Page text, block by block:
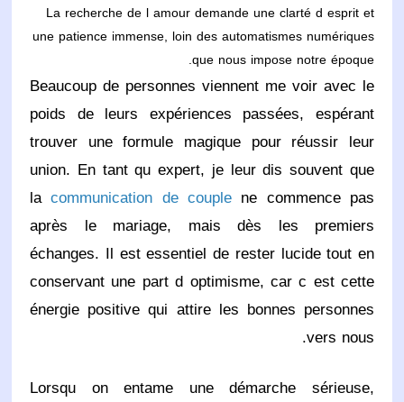
La recherche de l amour demande une clarté d esprit et
une patience immense, loin des automatismes numériques
que nous impose notre époque.
Beaucoup de personnes viennent me voir avec le
poids de leurs expériences passées, espérant
trouver une formule magique pour réussir leur
union. En tant qu expert, je leur dis souvent que
lacommunication de couple ne commence pas
après le mariage, mais dès les premiers
échanges. Il est essentiel de rester lucide tout en
conservant une part d optimisme, car c est cette
énergie positive qui attire les bonnes personnes
vers nous.
Lorsqu on entame une démarche sérieuse,